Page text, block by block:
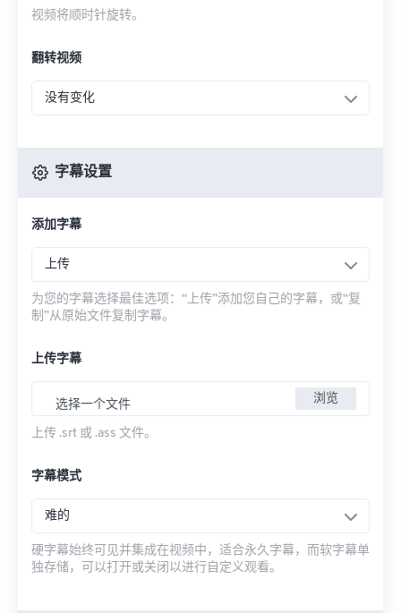
视频将顺时针旋转。
翻转视频
没有变化
字幕设置
添加字幕
上传
为您的字幕选择最佳选项：“上传”添加您自己的字幕，或“复
制”从原始文件复制字幕。
上传字幕
选择一个文件 浏览
上传 .srt 或 .ass 文件。
字幕模式
难的
硬字幕始终可见并集成在视频中，适合永久字幕，而软字幕单
独存储，可以打开或关闭以进行自定义观看。